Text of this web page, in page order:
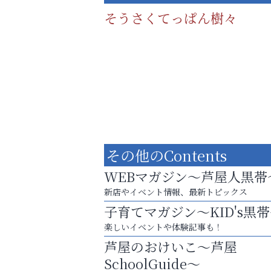
そうさくてっぱん樹々
８周年コースが半額以下の8,000円！
神戸牛ステーキに舌鼓♪
便利屋ファースト
その他のContents
WEBマガジン～芦屋人黒帯
新店やイベント情報、最新トピックス
子育てマガジン～KID's黒
楽しいイベントや体験記事も！
芦屋のおけいこ～芦屋
SchoolGuide～